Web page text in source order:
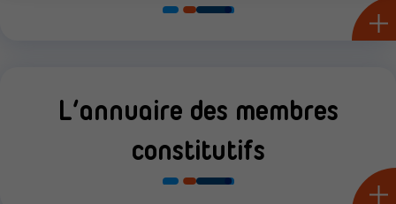
L’annuaire des membres
constitutifs